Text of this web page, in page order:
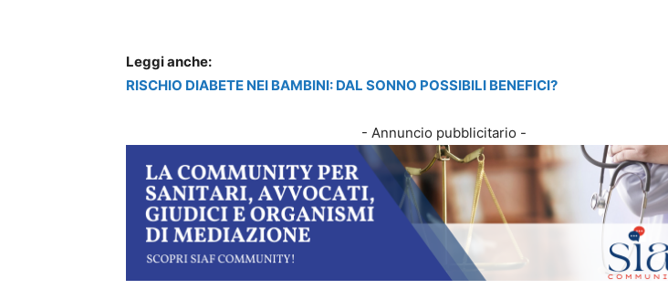
Leggi anche:
RISCHIO DIABETE NEI BAMBINI: DAL SONNO POSSIBILI BENEFICI?
- Annuncio pubblicitario -